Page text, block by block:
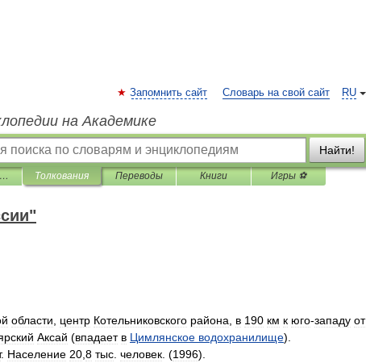
RU
Запомнить сайт Словарь на свой сайт
на Академике
Найти!
Словарь "География России" Толкования Переводы Книги Игры ⚽
области центр Котельниковского района в 190 км к юго-западу от
Аксай (впадает в Цимлянское водохранилище).
. Население 20 8 тыс человек . (1996).